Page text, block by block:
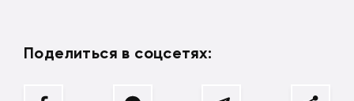
Поделиться в соцсетях: